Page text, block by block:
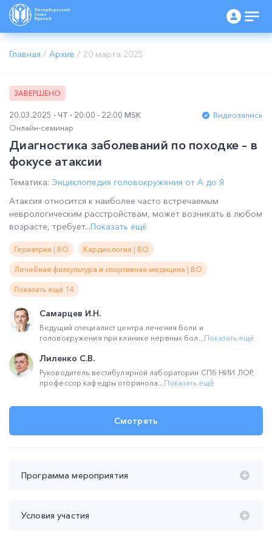
Главная / Архив / 20 марта 2025
ЗАВЕРШЕНО
20.03.2025 ЧТ 20:00 - 22:00 MSK
Видеозапись
Онлайн-семинар
Диагностика заболеваний по походке – в
фокусе атаксии
Тематика: Энциклопедия головокружения от А до Я
Атаксия относится к наиболее часто встречаемым
неврологическим расстройствам, может возникать в любом
возрасте, требует...Показать ещё
Гериатрия | ВО Кардиология | ВО
Лечебная физкультура и спортивная медицина | ВО
Показать ещё 14
Самарцев И.Н.
Ведущий специалист центра лечения боли и
головокружения при клинике нервных бол...Показать ещё
Лиленко С.В.
Руководитель вестибулярной лаборатории СПб НИИ ЛОР,
профессор кафедры оторинола... Показать ещё
Смотреть
Программа мероприятия
Условия участия